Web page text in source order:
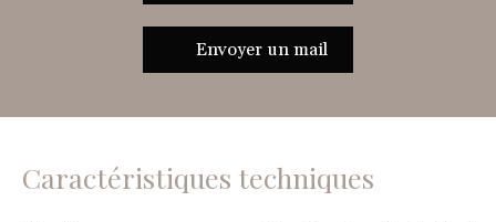
Envoyer un mail
Caractéristiques techniques